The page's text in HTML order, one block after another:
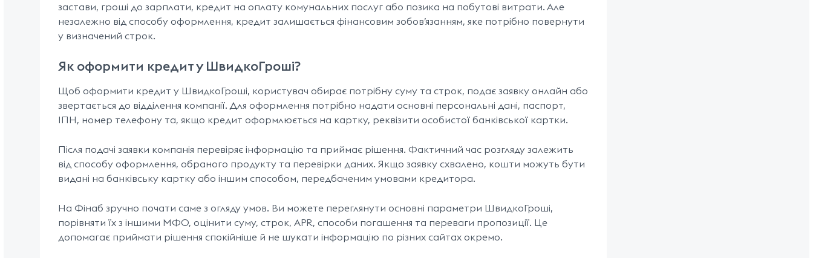
застави, гроші до зарплати, кредит на оплату комунальних послуг або позика на побутові витрати. Але
незалежно від способу оформлення, кредит залишається фінансовим зобов’язанням, яке потрібно повернути
у визначений строк.
Як оформити кредит у ШвидкоГроші?
Щоб оформити кредит у ШвидкоГроші, користувач обирає потрібну суму та строк, подає заявку онлайн або
звертається до відділення компанії. Для оформлення потрібно надати основні персональні дані, паспорт,
ІПН, номер телефону та, якщо кредит оформлюється на картку, реквізити особистої банківської картки.
Після подачі заявки компанія перевіряє інформацію та приймає рішення. Фактичний час розгляду залежить
від способу оформлення, обраного продукту та перевірки даних. Якщо заявку схвалено, кошти можуть бути
видані на банківську картку або іншим способом, передбаченим умовами кредитора.
На Фінаб зручно почати саме з огляду умов. Ви можете переглянути основні параметри ШвидкоГроші,
порівняти їх з іншими МФО, оцінити суму, строк, APR, способи погашення та переваги пропозиції. Це
допомагає приймати рішення спокійніше й не шукати інформацію по різних сайтах окремо.